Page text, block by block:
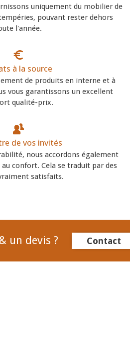
uniquement du mobilier de
pouvant rester dehors
l'année.
à la source
de produits en interne et à
vous garantissons un excellent
qualité-prix.
de vos invités
nous accordons également
confort. Cela se traduit par des
satisfaits.
un devis ? Contact